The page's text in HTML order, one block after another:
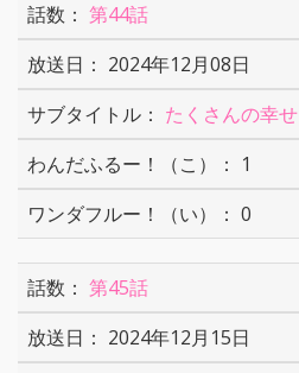
第44話
2024年12月08日
たくさんの幸せ
1
0
第45話
2024年12月15日